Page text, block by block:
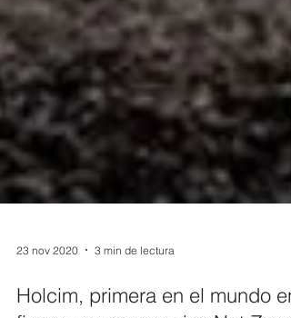
23 nov 2020 3 min de lectura